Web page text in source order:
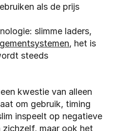
als de prijs
slimme laders,
, het is
steeds
kwestie van alleen
om gebruik, timing
inspeelt op negatieve
zichzelf, maar ook het